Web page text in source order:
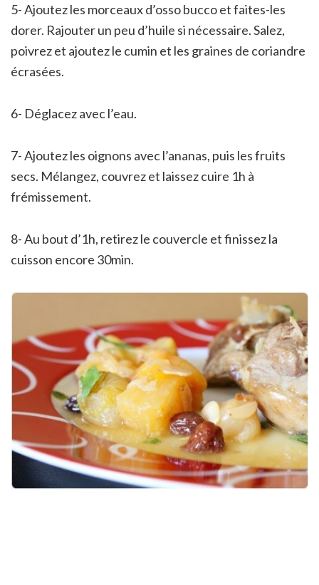
5- Ajoutez les morceaux d’osso bucco et faites-les
dorer. Rajouter un peu d’huile si nécessaire. Salez,
poivrez et ajoutez le cumin et les graines de coriandre
écrasées.
6- Déglacez avec l’eau.
7- Ajoutez les oignons avec l’ananas, puis les fruits
secs. Mélangez, couvrez et laissez cuire 1h à
frémissement.
8- Au bout d’1h, retirez le couvercle et finissez la
cuisson encore 30min.